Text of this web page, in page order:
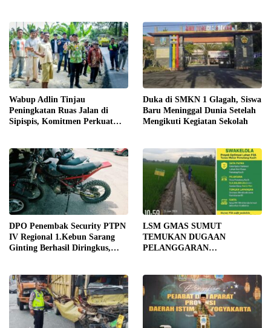
Wabup Adlin Tinjau
Peningkatan Ruas Jalan di
Sipispis, Komitmen Perkuat
Duka di SMKN 1 Glagah, Siswa
Baru Meninggal Dunia Setelah
Mengikuti Kegiatan Sekolah
DPO Penembak Security PTPN
IV Regional 1.Kebun Sarang
Ginting Berhasil Diringkus,
LSM GMAS SUMUT
TEMUKAN DUGAAN
PELANGGARAN
DIBORONGKAN KE PIHAK
LUAR DESA, PEKERJA
DIBAYAR Rp90 RIBU